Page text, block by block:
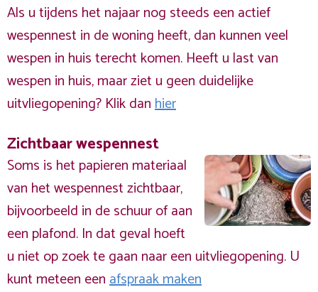
Als u tijdens het najaar nog steeds een actief
wespennest in de woning heeft, dan kunnen veel
wespen in huis terecht komen. Heeft u last van
wespen in huis, maar ziet u geen duidelijke
uitvliegopening? Klik danhier
Zichtbaar wespennest
Soms is het papieren materiaal
van het wespennest zichtbaar,
bijvoorbeeld in de schuur of aan
een plafond. In dat geval hoeft
u niet op zoek te gaan naar een uitvliegopening. U
kunt meteen eenafspraak maken